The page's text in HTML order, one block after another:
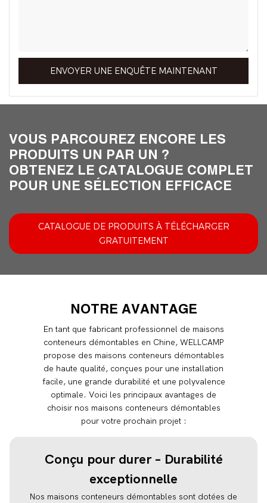
ENVOYER UNE ENQUÊTE MAINTENANT
VOUS PARCOUREZ ENCORE LES
PRODUITS UN PAR UN ?
OBTENEZ LE CATALOGUE COMPLET
POUR UNE SÉLECTION EFFICACE
CATALOGUE DE PRODUITS À TÉLÉCHARGER
GRATUITEMENT
NOTRE AVANTAGE
En tant que fabricant professionnel de maisons
conteneurs démontables en Chine, WELLCAMP
propose des maisons conteneurs démontables
de haute qualité, conçues pour une installation
facile, une grande durabilité et une polyvalence
optimale. Voici les principaux avantages de
choisir nos maisons conteneurs démontables
pour votre prochain projet :
Conçu pour durer – Durabilité
exceptionnelle
Nos maisons conteneurs démontables sont dotées de